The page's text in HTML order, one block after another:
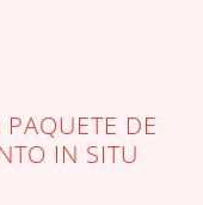
DE
IN SITU